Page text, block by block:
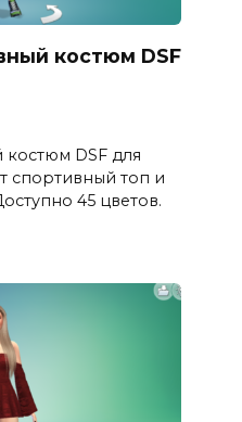
костюм DSF
DSF для
спортивный топ и
45 цветов.